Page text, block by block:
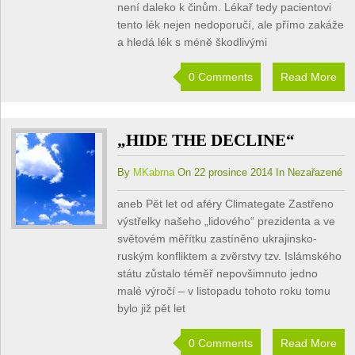
není daleko k činům. Lékař tedy pacientovi
tento lék nejen nedoporučí, ale přímo zakáže
a hledá lék s méně škodlivými
0 Comments Read More
„HIDE THE DECLINE“
By MKabrnaOn 22 prosince 2014 In Nezařazené
aneb Pět let od aféry Climategate Zastřeno
výstřelky našeho „lidového“ prezidenta a ve
světovém měřítku zastíněno ukrajinsko-
ruským konfliktem a zvěrstvy tzv. Islámského
státu zůstalo téměř nepovšimnuto jedno
malé výročí – v listopadu tohoto roku tomu
bylo již pět let
0 Comments Read More